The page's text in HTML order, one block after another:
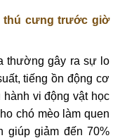
thú cưng trước giờ
thường gây ra sự lo
tiếng ồn động cơ
vi động vật học
chó mèo làm quen
giúp giảm đến 70%